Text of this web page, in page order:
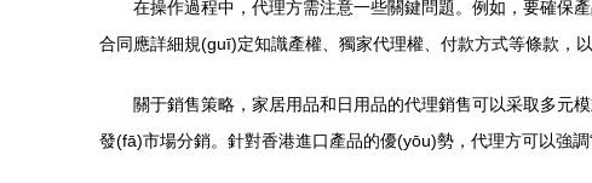
在操作過程中，代理方需注意一些關鍵問題。例如，要確保
合同應詳細規(guī)定知識產權、獨家代理權、付款方式等條款，
關于銷售策略，家居用品和日用品的代理銷售可以采取多元
發(fā)市場分銷。針對香港進口產品的優(yōu)勢，代理方可以強